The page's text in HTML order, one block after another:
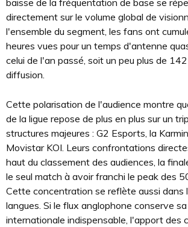
directement sur le volume global de
l'ensemble du segment, les fans ont
heures vues pour un temps d'antenne
celui de l'an passé, soit un peu plus de
diffusion.
Cette polarisation de l'audience montre
de la ligue repose de plus en plus sur un
structures majeures : G2 Esports, la
Movistar KOI. Leurs confrontations
haut du classement des audiences, la
le seul match à avoir franchi le peak des
Cette concentration se reflète aussi dans
langues. Si le flux anglophone conserve
internationale indispensable, l'apport des